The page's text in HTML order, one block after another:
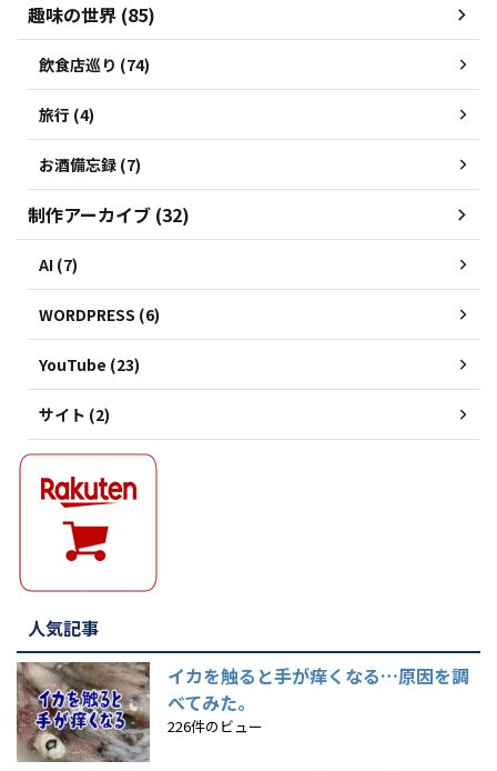
趣味の世界 (85)
飲食店巡り (74)
旅行 (4)
お酒備忘録 (7)
制作アーカイブ (32)
AI (7)
WORDPRESS (6)
YouTube (23)
サイト (2)
人気記事
イカを触ると手が痒くなる…原因を調
べてみた。
226件のビュー